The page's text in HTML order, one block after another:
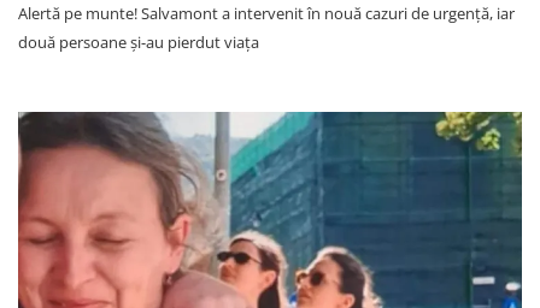
Alertă pe munte! Salvamont a intervenit în nouă cazuri de urgență, iar
două persoane și-au pierdut viața